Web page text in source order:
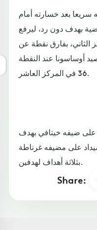
سريعا بعد خسارته أمام
بهدف دون رد، ليرفع
المركز الثاني، بفارق نقطة عن
أوساسونا عند النقطة
36 في المركز العاشر.
على ضيفه خيتافي بهدف
على مضيفه غرناطة
بثلاثة أهداف لهدفين.
Share: